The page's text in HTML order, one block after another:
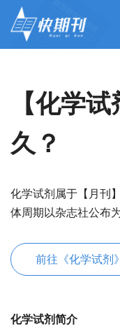
【化学
久？
化学试剂属于【月刊
体周期以杂志社公布为
前往《化学试剂
化学试剂简介